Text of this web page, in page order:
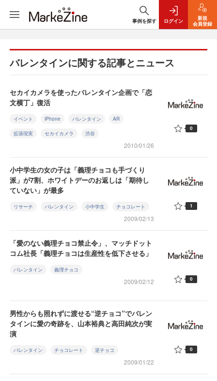
事例を探す ログイン
新規
会員登録
バレンタインに関する記事とニュース
セカイカメラを使ったバレンタイン企画で「恋
文横丁」復活
イベント iPhone バレンタイン AR
拡張現実 セカイカメラ 渋谷
2010/01/26
0
小中学生の女の子は「義理チョコも手づくり
派」が7割、ホワイトデーのお返しは「期待し
ていない」が最多
リサーチ バレンタイン 小中学生 チョコレート
2009/02/13
1
「愛のない義理チョコ禁止令」、マッチドット
コム社長「義理チョコは生産性を低下させる」
バレンタイン 義理チョコ
2009/02/12 0
男性からも照れずに渡せる“逆チョコ”でバレン
タインに愛の奇跡を、山本裕典と高田純次が実
演
バレンタイン チョコレート 逆チョコ
2009/01/22
0